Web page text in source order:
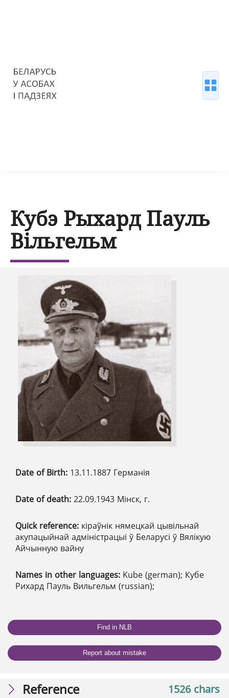
Кубэ Рыхард Пауль
Вільгельм
Date of Birth: 13.11.1887 Германія
Date of death: 22.09.1943 Мінск, г.
Quick reference: кіраўнік нямецкай цывільнай
акупацыйнай адміністрацыі ў Беларусі ў Вялікую
Айчынную вайну
Names in other languages: Kube (german); Кубе
Рихард Пауль Вильгельм (russian);
Find in NLB
Report about mistake
1526 chars
Reference